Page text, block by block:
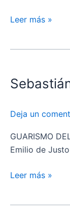
taurina
Zamora
Leer más »
Deja un
GUARISMO
Emilio de
y
de
Justo
abren
la
Grande
Leer más »